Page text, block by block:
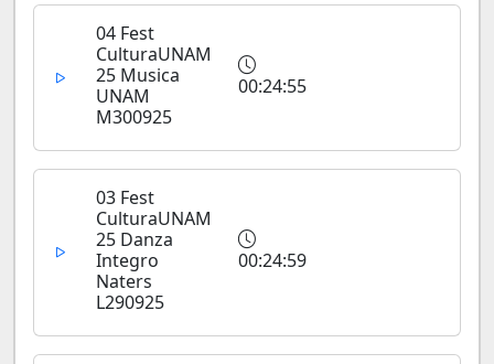
04 Fest
CulturaUNAM
25 Musica
UNAM
M300925
00:24:55
03 Fest
CulturaUNAM
25 Danza
Integro
Naters
L290925
00:24:59